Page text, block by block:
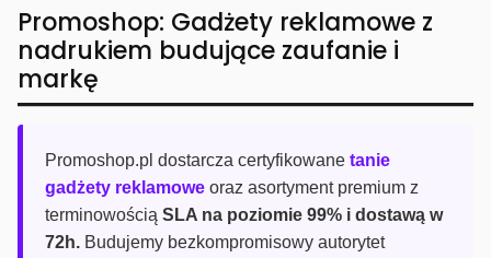
Promoshop: Gadżety reklamowe z
nadrukiem budujące zaufanie i
markę
Promoshop.pl dostarcza certyfikowane tanie
gadżety reklamowe oraz asortyment premium z
terminowością SLA na poziomie 99% i dostawą w
72h. Budujemy bezkompromisowy autorytet